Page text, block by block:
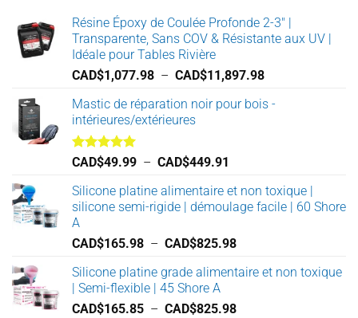
Résine Époxy de Coulée Profonde 2-3" |
Transparente, Sans COV & Résistante aux UV |
Idéale pour Tables Rivière
CAD$1,077.98 – CAD$11,897.98Plage
prix :
Mastic de réparation noir pour bois -
intérieures/extérieures
Note5.00
CAD$49.99 – CAD$449.91
prix :
CAD$49.99
CAD$449.91
Silicone platine alimentaire et non toxique |
silicone semi-rigide | démoulage facile | 60 Shore
A
CAD$165.98 – CAD$825.98Plage
prix :
à
Silicone platine grade alimentaire et non toxique
| Semi-flexible | 45 Shore A
CAD$165.85 – CAD$825.98Plage